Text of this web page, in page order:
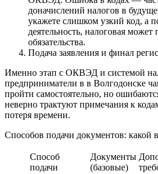
доначислений налогов в
укажете слишком узкий код, а
деятельность, налоговая может
обязательства.
Подача заявления и финал
Именно этап с ОКВЭД и системой
предприниматели в в Волгодонске
пройти самостоятельно, но
неверно трактуют примечания к
потеря времени.
Способов подачи документов: какой
Способ
подачи
Документы
(базовые)